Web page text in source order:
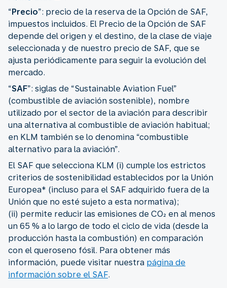
“Precio”: precio de la reserva de la Opción de SAF,
impuestos incluidos. El Precio de la Opción de SAF
depende del origen y el destino, de la clase de viaje
seleccionada y de nuestro precio de SAF, que se
ajusta periódicamente para seguir la evolución del
mercado.
“SAF”: siglas de “Sustainable Aviation Fuel”
(combustible de aviación sostenible), nombre
utilizado por el sector de la aviación para describir
una alternativa al combustible de aviación habitual;
en KLM también se lo denomina “combustible
alternativo para la aviación”.
El SAF que selecciona KLM (i) cumple los estrictos
criterios de sostenibilidad establecidos por la Unión
Europea* (incluso para el SAF adquirido fuera de la
Unión que no esté sujeto a esta normativa);
(ii) permite reducir las emisiones de CO₂ en al menos
un 65 % a lo largo de todo el ciclo de vida (desde la
producción hasta la combustión) en comparación
con el queroseno fósil. Para obtener más
información, puede visitar nuestra página de
información sobre el SAF.